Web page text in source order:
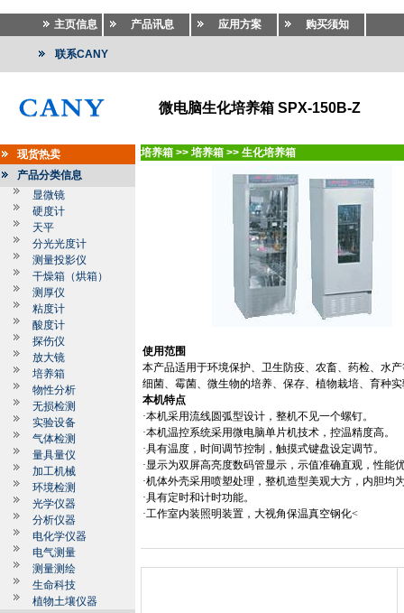
主页信息 产品讯息 应用方案 购买须知
联系CANY
微电脑生化培养箱 SPX-150B-Z
现货热卖
产品分类信息
显微镜
硬度计
天平
分光光度计
测量投影仪
干燥箱（烘箱）
测厚仪
粘度计
酸度计
探伤仪
放大镜
培养箱
物性分析
无损检测
实验设备
气体检测
量具量仪
加工机械
环境检测
光学仪器
分析仪器
电化学仪器
电气测量
测量测绘
生命科技
植物土壤仪器
培养箱 >> 培养箱 >> 生化培养箱
使用范围
本产品适用于环境保护、卫生防疫、农畜、药检、水
细菌、霉菌、微生物的培养、保存、植物栽培、育种
本机特点
·本机采用流线圆弧型设计，整机不见一个螺钉。
·本机温控系统采用微电脑单片机技术，控温精度高。
·具有温度，时间调节控制，触摸式键盘设定调节。
·显示为双屏高亮度数码管显示，示值准确直观，性能
·机体外壳采用喷塑处理，整机造型美观大方，内胆均
·具有定时和计时功能。
·工作室内装照明装置，大视角保温真空钢化<